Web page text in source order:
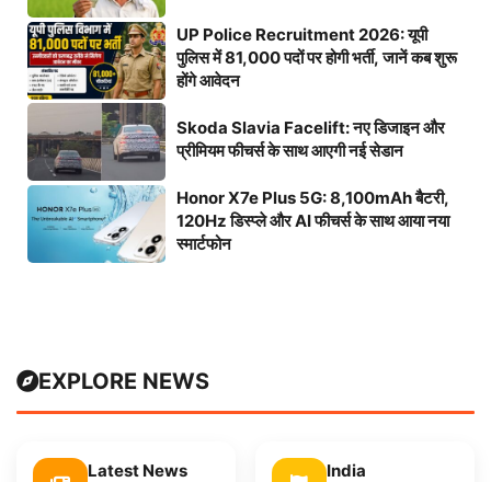
UP Police Recruitment 2026: यूपी
पुलिस में 81,000 पदों पर होगी भर्ती, जानें कब शुरू
होंगे आवेदन
Skoda Slavia Facelift: नए डिजाइन और
प्रीमियम फीचर्स के साथ आएगी नई सेडान
Honor X7e Plus 5G: 8,100mAh बैटरी,
120Hz डिस्प्ले और AI फीचर्स के साथ आया नया
स्मार्टफोन
EXPLORE NEWS
Latest News India